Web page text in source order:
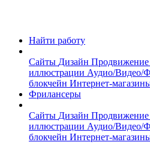
Найти работу
Сайты Дизайн Продвижение
иллюстрации Аудио/Видео/
блокчейн Интернет-
Фрилансеры
Сайты Дизайн Продвижение
иллюстрации Аудио/Видео/
блокчейн Интернет-